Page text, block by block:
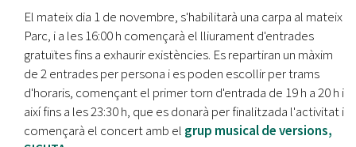
El mateix dia 1 de novembre, s'habilitarà una carpa al mateix
Parc, i a les 16:00 h començarà el lliurament d'entrades
gratuïtes fins a exhaurir existències. Es repartiran un màxim
de 2 entrades per persona i es poden escollir per trams
d'horaris, començant el primer torn d'entrada de 19 h a 20 h i
així fins a les 23:30 h, que es donarà per finalitzada l'activitat i
començarà el concert amb el grup musical de versions,